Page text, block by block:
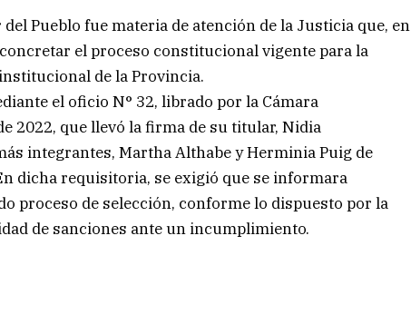
Pueblo fue materia de atención de la Justicia que, en
el proceso constitucional vigente para la
de la Provincia.
el oficio N° 32, librado por la Cámara
2022, que llevó la firma de su titular, Nidia
integrantes, Martha Althabe y Herminia Puig de
dicha requisitoria, se exigió que se informara
proceso de selección, conforme lo dispuesto por la
de sanciones ante un incumplimiento.